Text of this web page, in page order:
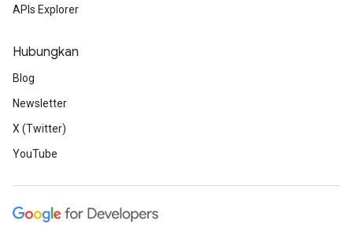
APIs Explorer
Hubungkan
Blog
Newsletter
X (Twitter)
YouTube